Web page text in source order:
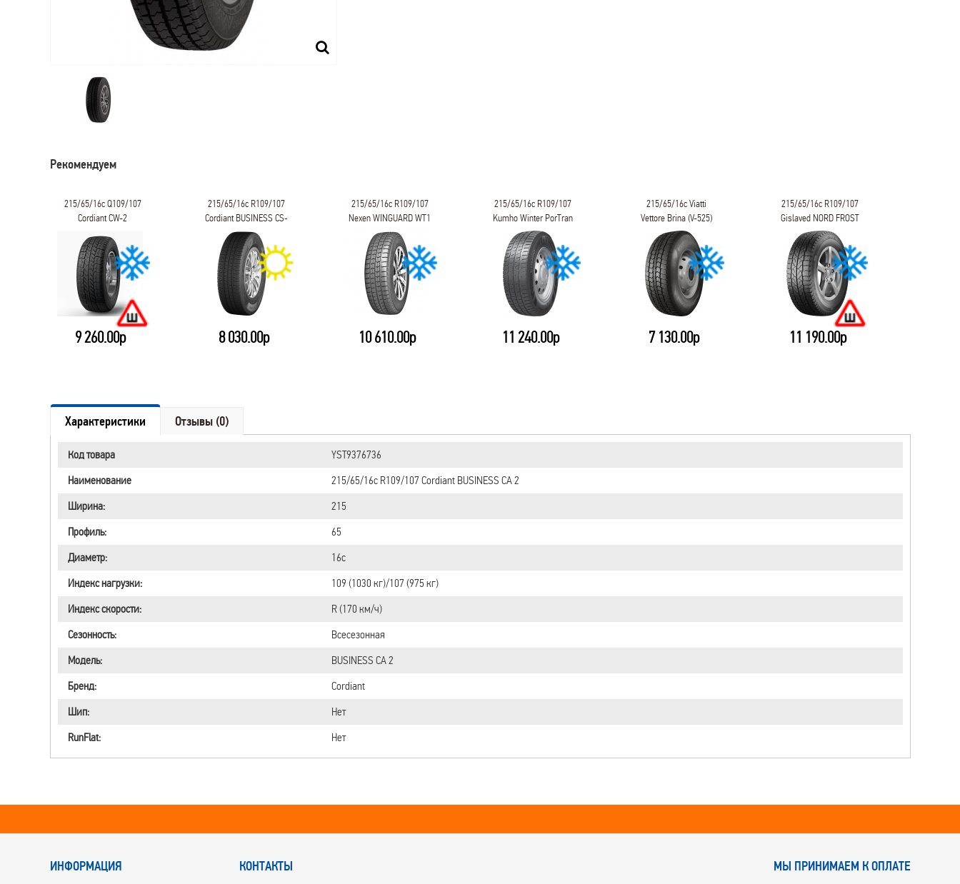
Рекомендуем
215/65/16c Q109/107
Cordiant CW-2
9 260.00р
215/65/16c R109/107
Cordiant BUSINESS CS-
2
8 030.00р
215/65/16c R109/107
Nexen WINGUARD WT1
10 610.00р
215/65/16c R109/107
Kumho Winter PorTran
CW51
11 240.00р
215/65/16c Viatti
Vettore Brina (V-525)
7 130.00р
215/65/16c R109/107
Gislaved NORD FROST
VAN 2
11 190.00р
Характеристики Отзывы (0)
Код товара
YST9376736
Наименование
215/65/16c R109/107 Cordiant BUSINESS CA 2
Ширина:
215
Профиль:
65
Диаметр:
16c
Индекс нагрузки:
109 (1030 кг)/107 (975 кг)
Индекс скорости:
R (170 км/ч)
Сезонность:
Всесезонная
Модель:
BUSINESS CA 2
Бренд:
Cordiant
Шип:
Нет
RunFlat:
Нет
ИНФОРМАЦИЯ МЫ ПРИНИМАЕМ К ОПЛАТЕ
КОНТАКТЫ